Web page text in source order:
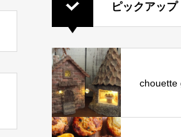
ピックアップ
chouette